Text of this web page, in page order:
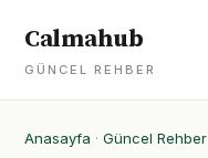
Calmahub
GÜNCEL REHBER
Anasayfa · Güncel Rehber